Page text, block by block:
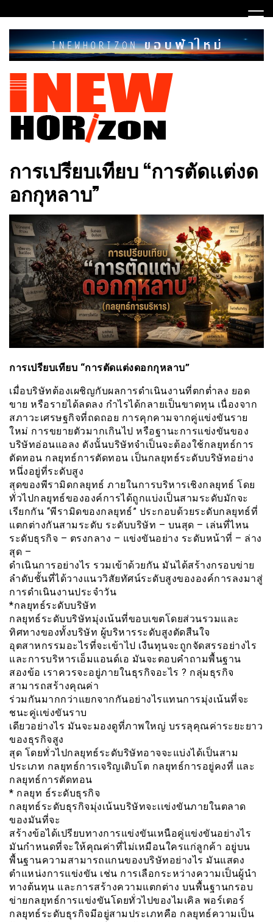
to
content
INEWHORIZON
การเปรียบเทียบ “การตัดเเต่งด
อกกุหลาบ”
การเปรียบเทียบ “การตัดเเต่งดอกกุหลาบ”
เมื่อบริษัทต้องเผชิญกับผลการดำเนินงานที่ตกต่ำลง ยอด
ขาย หรือรายได้ลดลง กำไรได้กลายเป็นขาดทุน เนื่องจาก
สภาวะเศรษฐกิจที่ถดถอย การคุกคามจากคู่แข่งขันราย
ใหม่ การขยายตัวมากเกินไป หรือฐานะการแข่งขันของ
บริษัทอ่อนแอลง ดังนั้นบริษัทจำเป็นจะต้องใช้กลยุทธ์การ
ตัดทอน กลยุทธ์การตัดทอน เป็นกลยุทธ์ระดับบริษัทอย่าง
หนึ่งอยู่ที่ระดับสูง
สุดของพีรามิดกลยุทธ์ ภายในการบริหารเชิงกลยุทธ์ โดย
ทั่วไปกลยุทธ์ขององค์การได้ถูกแบ่งเป็นสามระดับมักจะ
เรียกกัน “พีรามิดของกลยุทธ์” ประกอบด้วยระดับกลยุทธ์ที่
แตกต่างกันสามระดับ ระดับบริษัท – บนสุด – เล่นที่ไหน
ระดับธุรกิจ – ตรงกลาง – แข่งขันอย่าง ระดับหน้าที่ – ล่าง
สุด –
ดำเนินการอย่างไร รวมเข้าด้วยกัน มันได้สร้างกรอบข่าย
ลำดับชั้นที่ได้วางแนววิสัยทัศน์ระดับสูงขององค์การลงมาสู่
การดำเนินงานประจำวัน
*กลยุทธ์ระดับบริษัท
กลยุทธ์ระดับบริษัทมุ่งเน้นที่ขอบเขตโดยส่วนรวมและ
ทิศทางของทั้งบริษัท ผู้บริหารระดับสูงตัดสืนใจ
อุตสาหกรรมอะไรที่จะเข้าไป เงืนทุนจะถูกจัดสรรอย่างไร
และการบริหารเอ็มแอนด์เอ มันจะตอบคำถามพื้นฐาน
สองข้อ เราควรจะอยู่ภายในธุรกิจอะไร ? กลุ่มธุรกิจ
สามารถสร้างคุณค่า
ร่วมกันมากกว่าแยกจากกันอย่างไรแทนการมุ่งเน้นที่จะ
ชนะคู่เเข่งขันราบ
เดียวอย่างไร มันจะมองดูที่ภาพใหญ่ บรรลุคุณค่าระยะยาว
ของธุรกิจสูง
สุด โดยทั่วไปกลยุทธ์ระดับริษัทอาจจะแบ่งได้เป็นสาม
ประเภท กลยุทธ์การเจริญเติบโต กลยุทธ์การอยู่คงที่ และ
กลยุทธ์การตัดทอน
* กลยุท ธ์ระดับธุรกิจ
กลยุทธ์ระดับธุรกิจมุ่งเน้นบริษัทจะเเข่งขันภายในตลาด
ของมันที่จะ
สร้างข้อได้เปรียบทางการแข่งขันเหนือคู่แข่งขันอย่างไร
มันกำหนดที่จะให้คุณค่าที่ไม่เหมือนใครแก่ลูกค้า อยู่บน
พื้นฐานความสามารถแกนของบริษัทอย่างไร มันแสดง
ตำแหน่งการแข่งขัน เช่น การเลือกระหว่างความเป็นผู้นำ
ทางต้นทุน และการสร้างความแตกต่าง บนพื้นฐานกรอบ
ข่ายกลยุทธ์การเเข่งขันโดยทั่วไปของไมเคิล พอร์เตอร์
กลยุทธ์ระดับธุรกิจมีอยู่สามประเภทคือ กลยุทธ์ความเป็น